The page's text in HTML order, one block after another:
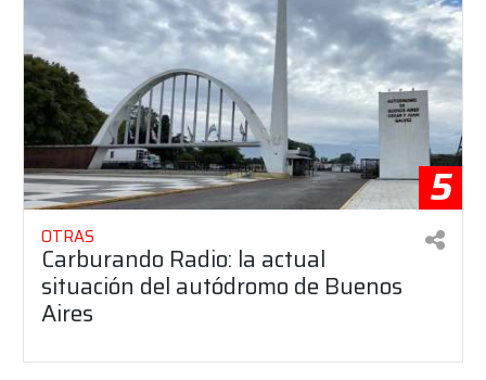
5
OTRAS
Carburando Radio: la actual
situación del autódromo de Buenos
Aires